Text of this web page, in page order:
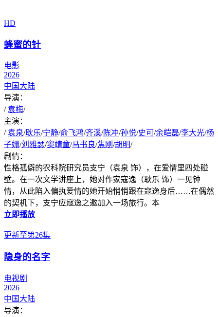
HD
蜂蜜的针
电影
2026
中国大陆
导演：
/ 袁梅/
主演：
/ 袁泉/耿乐/宁静/俞飞鸿/齐溪/陈冲/孙悦/史可/余皑磊/李大光/杨
子姗/刘雅瑟/窦靖童/马书良/焦刚 /胡明/
剧情：
性格孤僻的农科院研究员支宁（袁泉 饰），在爱情里四处碰
壁。在一次文学讲座上，她对作家寇逸（耿乐 饰）一见钟
情，从此陷入偏执爱情的她开始悄悄跟在寇逸身后……在偶然
的契机下，支宁应寇逸之邀加入一场旅行。本
立即播放
更新至第26集
隐身的名字
电视剧
2026
中国大陆
导演：